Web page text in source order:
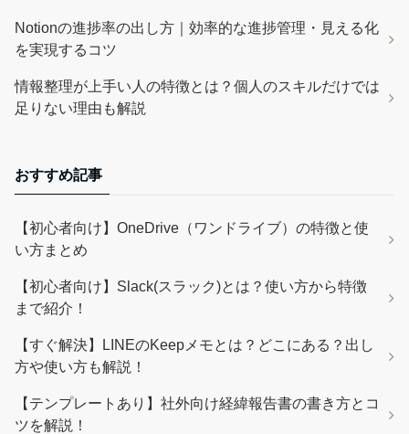
Notionの進捗率の出し方｜効率的な進捗管理・見える化
を実現するコツ
情報整理が上手い人の特徴とは？個人のスキルだけでは
足りない理由も解説
おすすめ記事
【初心者向け】OneDrive（ワンドライブ）の特徴と使
い方まとめ
【初心者向け】Slack(スラック)とは？使い方から特徴
まで紹介！
【すぐ解決】LINEのKeepメモとは？どこにある？出し
方や使い方も解説！
【テンプレートあり】社外向け経緯報告書の書き方とコ
ツを解説！